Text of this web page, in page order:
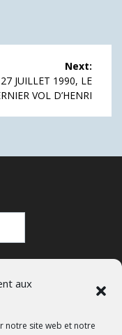
aux
notre site web et notre
Next:
Next
post:
27 JUILLET 1990, LE
VOL D’HENRI